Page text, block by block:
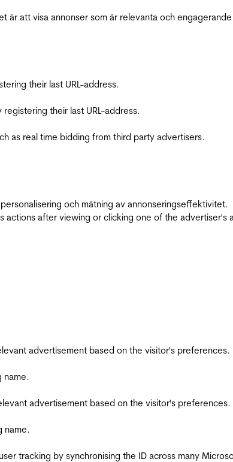
att visa annonser som är relevanta och
their last URL-address.
their last URL-address.
as real time bidding from third party advertisers.
och mätning av annonseringseffektivitet.
after viewing or clicking one of the
advertisement based on the visitor's preferences.
name.
advertisement based on the visitor's preferences.
name.
tracking by synchronising the ID across many